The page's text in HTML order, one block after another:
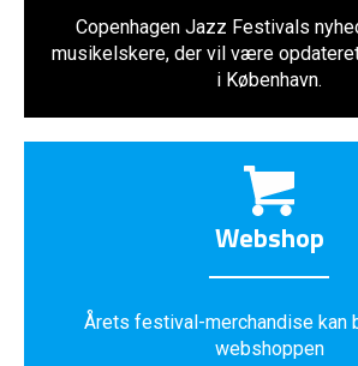
Copenhagen Jazz Festivals
musikelskere, der vil være
i København.
Webshop
Årets festival-merchandise kan
webshoppen